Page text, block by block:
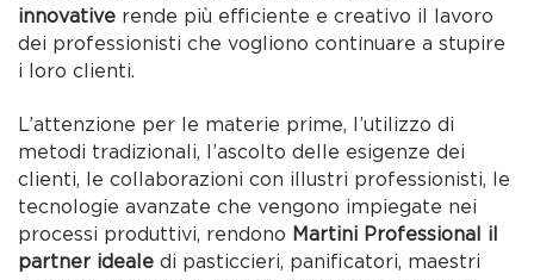
innovative rende più efficiente e creativo il lavoro
dei professionisti che vogliono continuare a stupire
i loro clienti.
L’attenzione per le materie prime, l’utilizzo di
metodi tradizionali, l’ascolto delle esigenze dei
clienti, le collaborazioni con illustri professionisti, le
tecnologie avanzate che vengono impiegate nei
processi produttivi, rendono Martini Professional il
partner ideale di pasticcieri, panificatori, maestri